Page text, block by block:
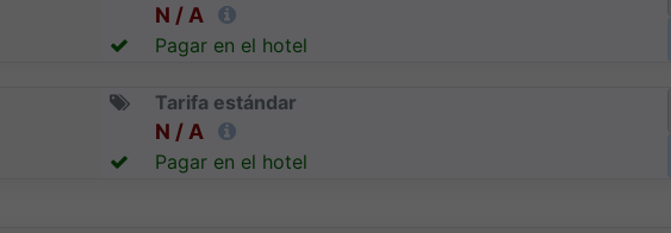
N / A
Pagar en el hotel
Tarifa estándar
N / A
Pagar en el hotel